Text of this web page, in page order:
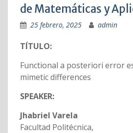
de Matemáticas y
25 febrero, 2025 admin
TÍTULO:
Functional a posteriori error
mimetic differences
SPEAKER:
Jhabriel Varela
Facultad Politécnica,